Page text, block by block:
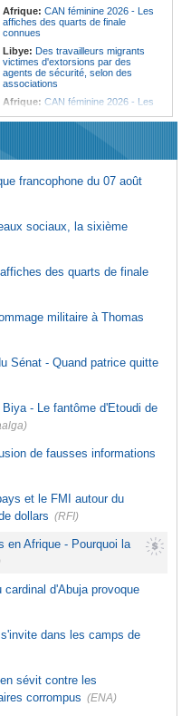
Afrique: CAN féminine 2026 - Les
affiches des quarts de finale
connues
Libye: Des travailleurs migrants
victimes d'extorsions par des
agents de sécurité, selon des
associations
Afrique: CAN féminine 2026 - Les
de finale
Infantino marquera-t-il le but de son
maintien ?
Tunisie:Colisée d'El Jem - Concert
Madagascar: Afrobasket - U18 -
Afrique du Nord:
Télécoms - Le
Groupe Maroc Telecom annonce
2026
francophone du 07 août
sociaux, la sixième
des quarts de finale
militaire à Thomas
Sénat - Quand patrice quitte
- Le fantôme d'Etoudi de
de fausses informations
et le FMI autour du
dollars (RFI)
en Afrique - Pourquoi la
d'Abuja provoque
dans les camps de
sévit contre les
corrompus (ENA)